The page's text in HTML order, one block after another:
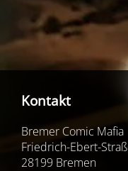
Kontakt
Bremer Comic Mafia
Friedrich-Ebert-
28199 Bremen